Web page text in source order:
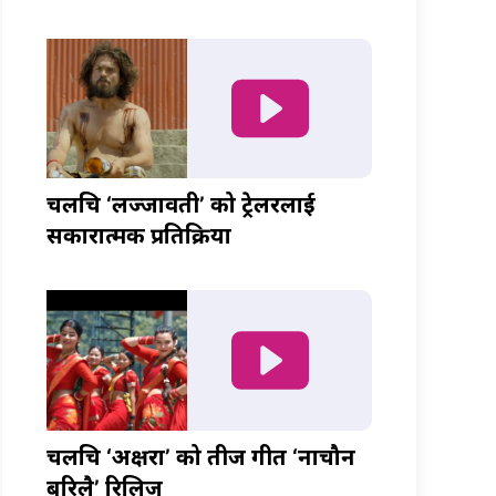
चलचित्र ‘लज्जावती’ को ट्रेलरलाई
सकारात्मक प्रतिक्रिया
चलचित्र ‘अक्षरा’ को तीज गीत ‘नाचौन
बरिलै’ रिलिज